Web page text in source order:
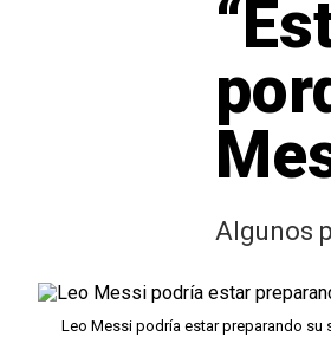
Algunos
Leo Messi podría estar preparando su